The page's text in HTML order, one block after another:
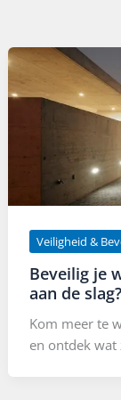
Veiligheid &
Beveilig je
aan de
Kom meer te
en ontdek